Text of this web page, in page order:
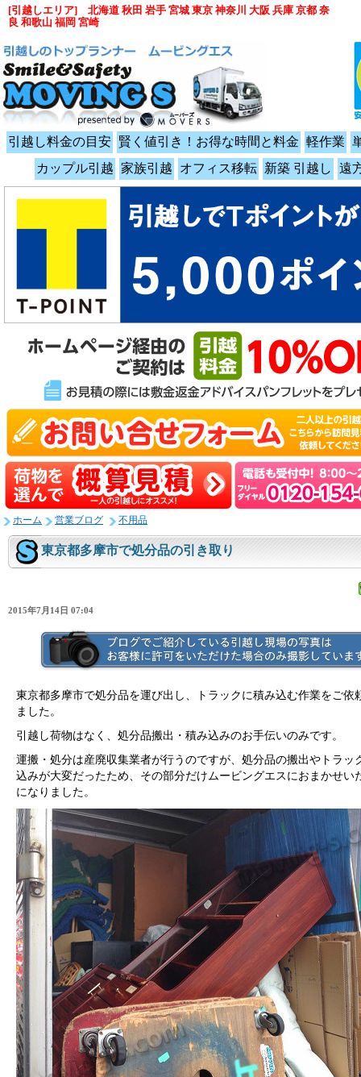
引越し料金の目安 賢く値引き！お得な時間と料金 軽作業
カップル引越 家族引越 オフィス移転 新築 引越し 遠
ホーム 営業ブログ 不用品
東京都多摩市で処分品の引き取り
2015年7月14日 07:04
東京都多摩市で処分品を運び出し、トラックに積み込む作業をご依
ました。
引越し荷物はなく、処分品搬出・積み込みのお手伝いのみです。
運搬・処分は産廃収集業者が行うのですが、処分品の搬出やトラッ
込みが大変だったため、その部分だけムービングエスにおまかせい
になりました。
[引越しエリア] 北海道 秋田 岩手 宮城 東京 神奈川 大阪 兵庫 京都 奈
良 和歌山 福岡 宮崎